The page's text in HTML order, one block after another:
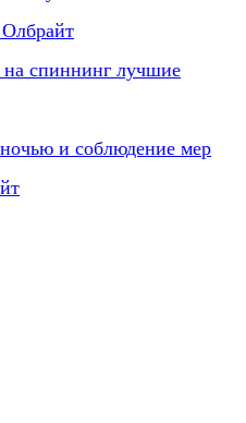
спиннинг лучшие
и соблюдение мер